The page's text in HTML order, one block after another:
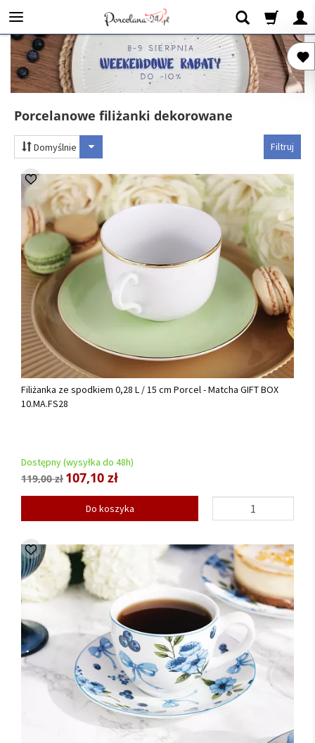
Porcelanowe filiżanki dekorowane
Filtruj
Domyślnie
Filiżanka ze spodkiem 0,28 L / 15 cm Porcel - Matcha GIFT BOX
10.MA.FS28
Dostępny (wysyłka do 48h)
119,00 zł 107,10 zł
Do koszyka